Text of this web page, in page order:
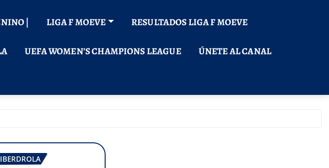
| LIGA F MOEVE RESULTADOS LIGA F MOEVE
UEFA WOMEN’S CHAMPIONS LEAGUE ÚNETE AL CANAL